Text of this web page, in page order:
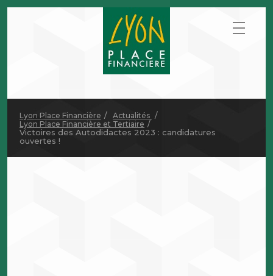
Lyon Place Financière
Actualités
Lyon Place Financière et Tertiaire
Victoires des Autodidactes 2023 : candidatures
ouvertes !